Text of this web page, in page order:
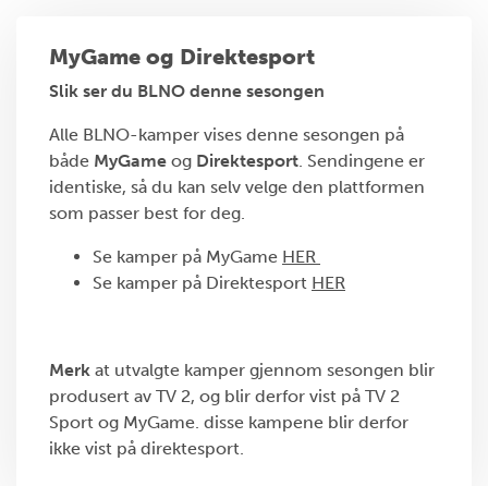
MyGame og Direktesport
Slik ser du BLNO denne sesongen
Alle BLNO-kamper vises denne sesongen på
både MyGame og Direktesport. Sendingene er
identiske, så du kan selv velge den plattformen
som passer best for deg.
Se kamper på MyGame HER
Se kamper på Direktesport HER
Merk at utvalgte kamper gjennom sesongen blir
produsert av TV 2, og blir derfor vist på TV 2
Sport og MyGame. disse kampene blir derfor
ikke vist på direktesport.